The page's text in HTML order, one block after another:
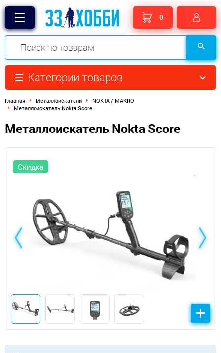
0
Категории товаров
Главная Металлоискатели
NOKTA / MAKRO
Металлоискатель Nokta Score
Металлоискатель Nokta Score
Скидка